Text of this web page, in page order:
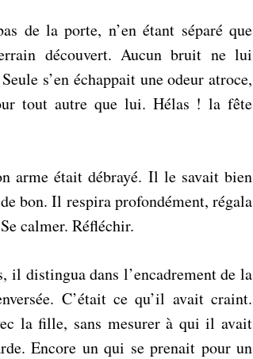
de la porte, n’en étant séparé que
découvert. Aucun bruit ne lui
s’en échappait une odeur atroce,
tout autre que lui. Hélas ! la fête
arme était débrayé. Il le savait bien
bon. Il respira profondément, régala
calmer. Réfléchir.
il distingua dans l’encadrement de la
C’était ce qu’il avait craint.
la fille, sans mesurer à qui il avait
Encore un qui se prenait pour un